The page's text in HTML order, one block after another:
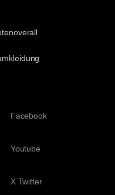
Facebook
Youtube
X Twitter